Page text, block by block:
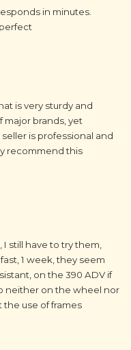
in minutes.
is very sturdy and
major brands, yet
is professional and
recommend this
still have to try them,
1 week, they seem
on the 390 ADV if
neither on the wheel nor
use of frames